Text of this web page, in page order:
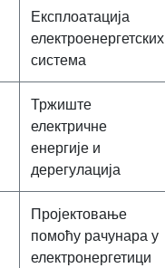
Експлоатација
електроенергетских
система
Тржиште
електричне
енергије и
дерегулација
Пројектовање
помоћу рачунара у
електронергетици